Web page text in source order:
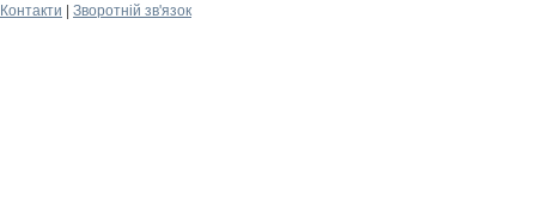
Контакти
Зворотній зв'язок